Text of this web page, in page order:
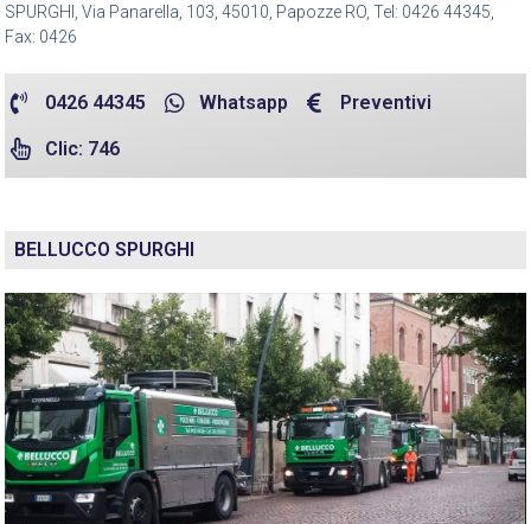
SPURGHI, Via Panarella, 103, 45010, Papozze RO, Tel: 0426 44345,
Fax: 0426
0426 44345 Whatsapp Preventivi
Clic: 746
BELLUCCO SPURGHI